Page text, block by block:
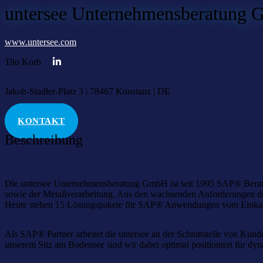
untersee Unternehmensberatung
www.untersee.com
Tilo Korb
Jakob-Stadler-Platz 3 | 78467 Konstanz | DE
KONTAKT
Beschreibung
Die untersee Unternehmensberatung GmbH ist seit 1995 SAP®
sowie der Metallverarbeitung. Aus den wachsenden
Heute stehen 15 Lösungspakete für SAP® Anwendungen vom
Als SAP® Partner arbeitet die untersee an der Schnittstelle von
unserem Sitz am Bodensee sind wir dabei optimal positioniert für